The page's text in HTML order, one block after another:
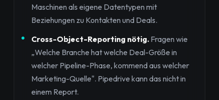
Maschinen als eigene Datentypen mit
Beziehungen zu Kontakten und Deals.
Cross-Object-Reporting nötig. Fragen wie
„Welche Branche hat welche Deal-Größe in
welcher Pipeline-Phase, kommend aus welcher
Marketing-Quelle". Pipedrive kann das nicht in
einem Report.